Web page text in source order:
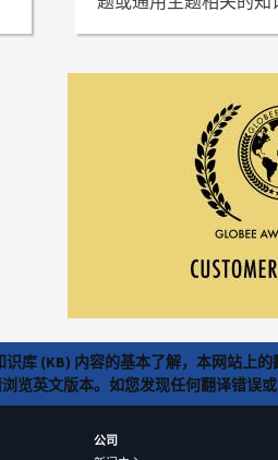
识库 (KB) 内容的基本了解，本网站上
览英文版本。如您发现任何翻译错误
公司